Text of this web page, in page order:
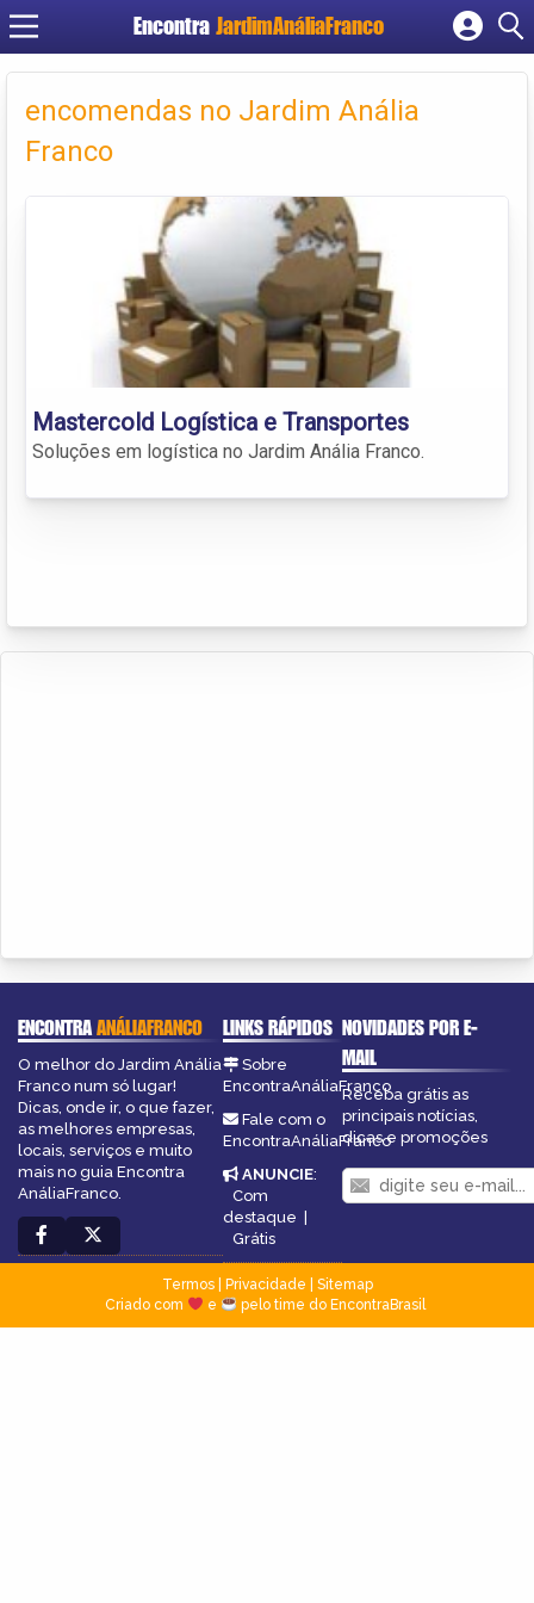
Encontra JardimAnáliaFranco
Cadastrar empresa
Criar conta
encomendas no Jardim Anália
Franco
Mastercold Logística e Transportes
Soluções em logística no Jardim Anália Franco.
ENCONTRAANÁLIAFRANCO
O melhor do Jardim Anália
Franco num só lugar!
Dicas, onde ir, o que fazer,
as melhores empresas,
locais, serviços e muito
mais no guia Encontra
AnáliaFranco.
LINKS RÁPIDOS
Sobre
EncontraAnáliaFranco
Fale com o
EncontraAnáliaFranco
ANUNCIE:
Com
destaque |
Grátis
NOVIDADES POR E-
MAIL
Receba grátis as
principais notícias,
dicas e promoções
Termos| Privacidade
Sitemap
Criado com
e pelo time do EncontraBrasil